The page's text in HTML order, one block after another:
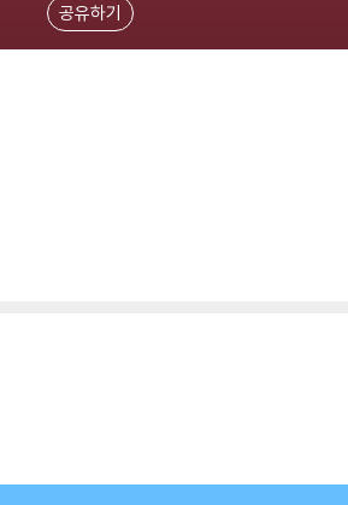
공유하기